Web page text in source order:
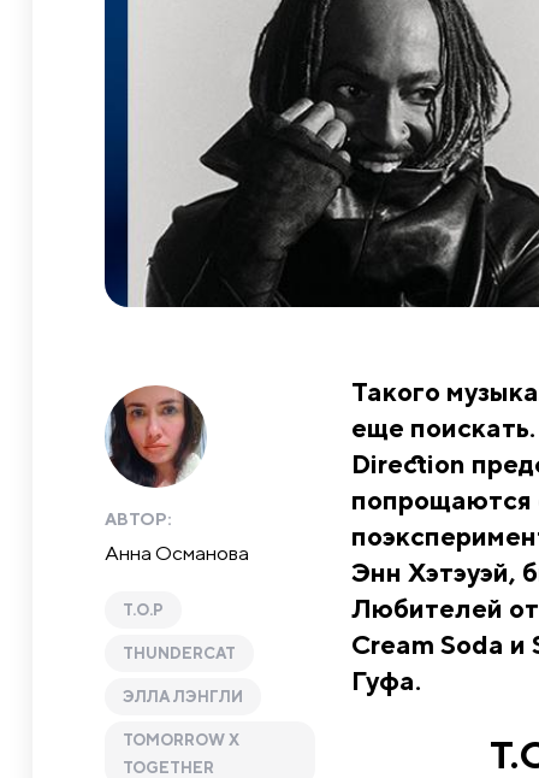
АВТОР:
Анна Османова
T.O.P
THUNDERCAT
ЭЛЛА ЛЭНГЛИ
TOMORROW X
TOGETHER
Такого
еще
Direction
попрощаются
Энн Хэтэуэй,
Любителей
Cream Soda и
Гуфа.